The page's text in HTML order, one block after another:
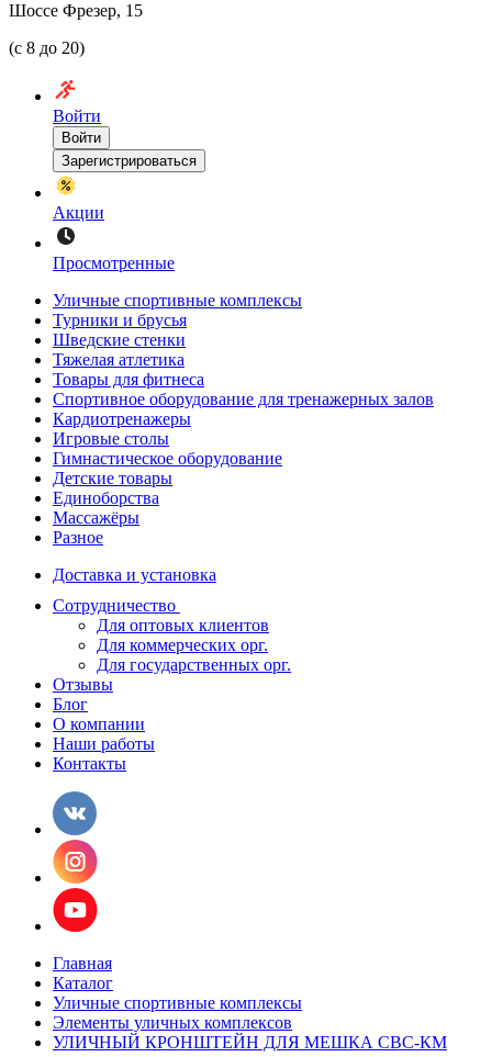
Шоссе Фрезер, 15
(с 8 до 20)
Войти
Войти
Зарегистрироваться
Акции
Просмотренные
Уличные спортивные комплексы
Турники и брусья
Шведские стенки
Тяжелая атлетика
Товары для фитнеса
Спортивное оборудование для тренажерных залов
Кардиотренажеры
Игровые столы
Гимнастическое оборудование
Детские товары
Единоборства
Массажёры
Разное
Доставка и установка
Сотрудничество
Для оптовых клиентов
Для коммерческих орг.
Для государственных орг.
Отзывы
Блог
О компании
Наши работы
Контакты
Главная
Каталог
Уличные спортивные комплексы
Элементы уличных комплексов
УЛИЧНЫЙ КРОНШТЕЙН ДЛЯ МЕШКА СВС-КМ